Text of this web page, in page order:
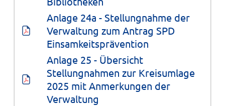
Anlage 24a - Stellungnahme der
Verwaltung zum Antrag SPD
Einsamkeitsprävention
Anlage 25 - Übersicht
Stellungnahmen zur Kreisumlage
2025 mit Anmerkungen der
Verwaltung